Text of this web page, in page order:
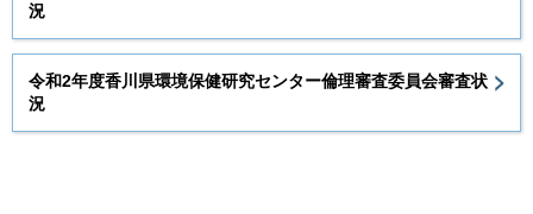
況
令和2年度香川県環境保健研究センター倫理審査委員会審査状
況